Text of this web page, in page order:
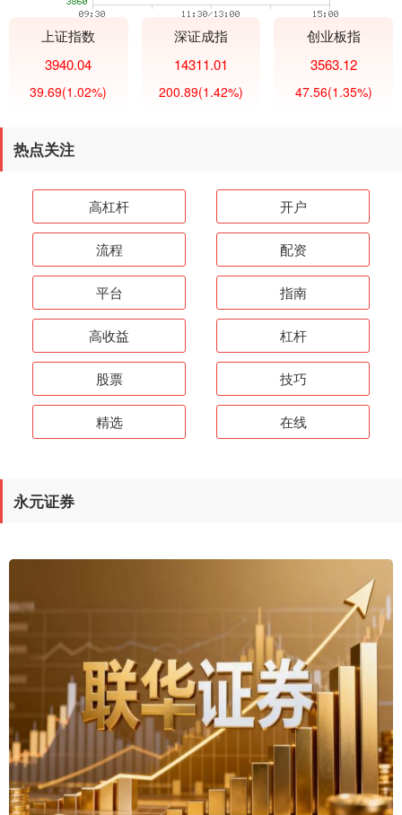
上证指数
3940.04
39.69(1.02%)
深证成指
14311.01
200.89(1.42%)
创业板指
3563.12
47.56(1.35%)
热点关注
高杠杆 开户
流程 配资
平台 指南
高收益 杠杆
股票 技巧
精选 在线
永元证券